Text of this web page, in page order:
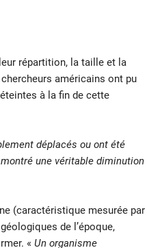
répartition, la taille et la
américains ont pu
à la fin de cette
déplacés ou ont été
une véritable diminution
(caractéristique mesurée par
de l’époque,
« Un organisme